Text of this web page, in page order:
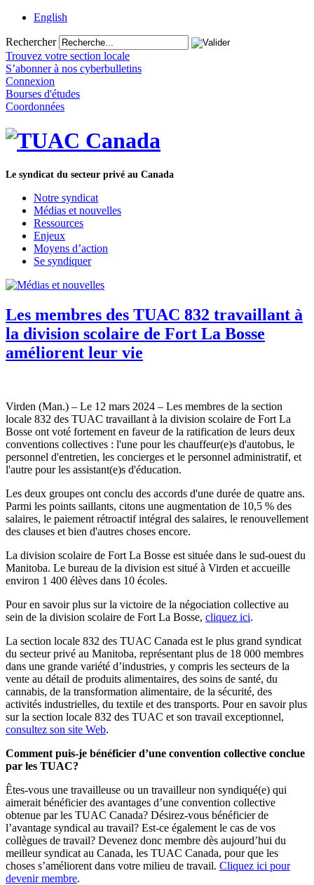
English
Rechercher
Trouvez votre section locale
S’abonner à nos cyberbulletins
Connexion
Bourses d'études
Coordonnées
Le syndicat du secteur privé au Canada
Notre syndicat
Médias et nouvelles
Ressources
Enjeux
Moyens d’action
Se syndiquer
Les membres des TUAC 832 travaillant à
la division scolaire de Fort La Bosse
améliorent leur vie
Virden (Man.) – Le 12 mars 2024 – Les membres de la section
locale 832 des TUAC travaillant à la division scolaire de Fort La
Bosse ont voté fortement en faveur de la ratification de leurs deux
conventions collectives : l'une pour les chauffeur(e)s d'autobus, le
personnel d'entretien, les concierges et le personnel administratif, et
l'autre pour les assistant(e)s d'éducation.
Les deux groupes ont conclu des accords d'une durée de quatre ans.
Parmi les points saillants, citons une augmentation de 10,5 % des
salaires, le paiement rétroactif intégral des salaires, le renouvellement
des clauses et bien d'autres choses encore.
La division scolaire de Fort La Bosse est située dans le sud-ouest du
Manitoba. Le bureau de la division est situé à Virden et accueille
environ 1 400 élèves dans 10 écoles.
Pour en savoir plus sur la victoire de la négociation collective au
sein de la division scolaire de Fort La Bosse, cliquez ici.
La section locale 832 des TUAC Canada est le plus grand syndicat
du secteur privé au Manitoba, représentant plus de 18 000 membres
dans une grande variété d’industries, y compris les secteurs de la
vente au détail de produits alimentaires, des soins de santé, du
cannabis, de la transformation alimentaire, de la sécurité, des
activités industrielles, du textile et des transports. Pour en savoir plus
sur la section locale 832 des TUAC et son travail exceptionnel,
consultez son site Web.
Comment puis-je bénéficier d’une convention collective conclue
par les TUAC?
Êtes-vous une travailleuse ou un travailleur non syndiqué(e) qui
aimerait bénéficier des avantages d’une convention collective
obtenue par les TUAC Canada? Désirez-vous bénéficier de
l’avantage syndical au travail? Est-ce également le cas de vos
collègues de travail? Devenez donc membre dès aujourd’hui du
meilleur syndicat au Canada, les TUAC Canada, pour que les
choses s’améliorent dans votre milieu de travail. Cliquez ici pour
devenir membre.